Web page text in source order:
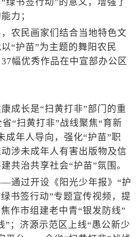
绿书签行动”的意义，增强了
力；
民画家们结合当地特色文
“护苗”为主题的舞阳农民
幅优秀作品在中宣部办公区
长是“扫黄打非”部门的重
“扫黄打非”战线聚焦“育新
成年人导向，强化“护苗”职
涉未成年人有害出版物及信
共治共享社会“护苗”氛围。
过开设《阳光少年报》“护
书签行动”专题宣传视频，提
作市组建老中青“银发防线”
”；济源示范区上线“愚公新少